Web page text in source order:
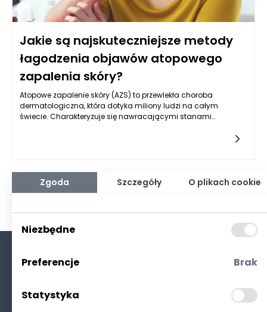
Jakie są najskuteczniejsze metody
łagodzenia objawów atopowego
zapalenia skóry?
Atopowe zapalenie skóry (AZS) to przewlekła choroba
dermatologiczna, która dotyka miliony ludzi na całym
świecie. Charakteryzuje się nawracającymi stanami
opartych na różnych podejściach terapeutycznych. Wśród
najważniejszych strategii wymienia się odpowiednią
pielęgnację skóry, farmakoterapię oraz modyfikację stylu
Polityka prywatności
Zgoda Szczegóły O plikach cookie
Niezbędne
Preferencje Brak
Statystyka